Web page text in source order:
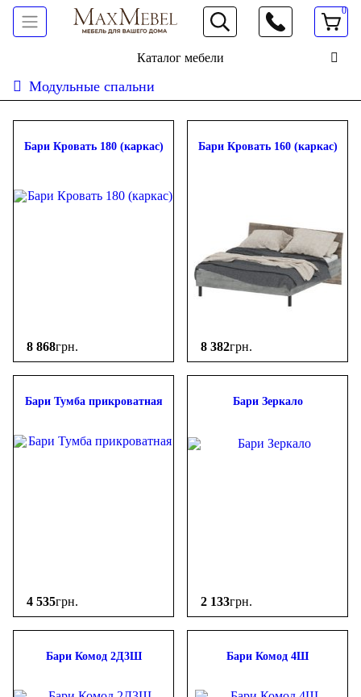
066 472 19 61
0
Каталог мебели
Модульные спальни
ФИЛЬТР
-
Бари Кровать 180 (каркас)
8 868грн.
Бари Кровать 160 (каркас)
8 382грн.
Бари Тумба прикроватная
4 535грн.
Бари Зеркало
2 133грн.
Бари Комод 2Д3Ш Бари Комод 4Ш